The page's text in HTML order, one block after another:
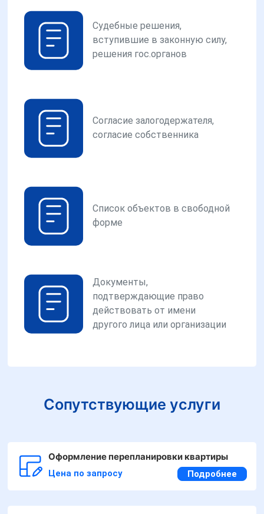
Судебные решения,
вступившие в законную силу,
решения гос.органов
Согласие залогодержателя,
согласие собственника
Список объектов в свободной
форме
Документы,
подтверждающие право
действовать от имени
другого лица или организации
Сопутствующие услуги
Оформление перепланировки квартиры
Цена по запросу Подробнее